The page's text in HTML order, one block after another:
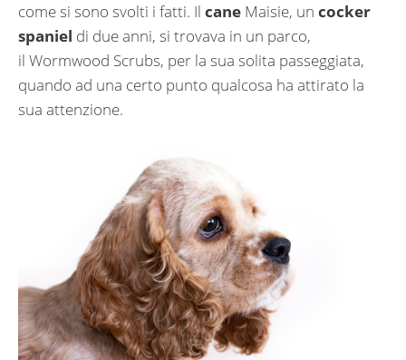
come si sono svolti i fatti. Il cane Maisie, un cocker
spaniel di due anni, si trovava in un parco,
il Wormwood Scrubs, per la sua solita passeggiata,
quando ad una certo punto qualcosa ha attirato la
sua attenzione.